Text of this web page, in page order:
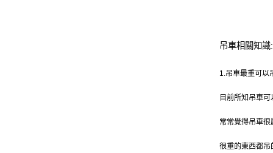
吊車相關知識:
1.吊車最重可以
目前所知吊車
常常覺得吊車很
很重的東西都吊